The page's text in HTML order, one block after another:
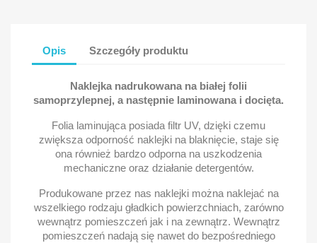
Opis Szczegóły produktu
Naklejka nadrukowana na białej folii
samoprzylepnej, a następnie laminowana i docięta.
Folia laminująca posiada filtr UV, dzięki czemu
zwiększa odporność naklejki na blaknięcie, staje się
ona również bardzo odporna na uszkodzenia
mechaniczne oraz działanie detergentów.
Produkowane przez nas naklejki można naklejać na
wszelkiego rodzaju gładkich powierzchniach, zarówno
wewnątrz pomieszczeń jak i na zewnątrz. Wewnątrz
pomieszczeń nadają się nawet do bezpośredniego